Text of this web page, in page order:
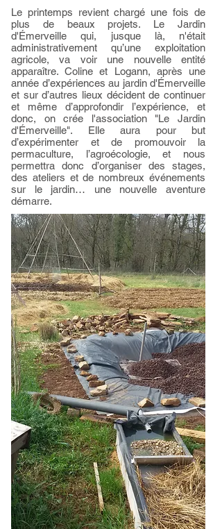
Le printemps revient chargé une fois de
plus de beaux projets. Le Jardin
d'Émerveille qui, jusque là, n'était
administrativement qu’une exploitation
agricole, va voir une nouvelle entité
apparaître. Coline et Logann, après une
année d’expériences au jardin d'Émerveille
et sur d’autres lieux décident de continuer
et même d’approfondir l’expérience, et
donc, on crée l'association "Le Jardin
d'Émerveille". Elle aura pour but
d’expérimenter et de promouvoir la
permaculture, l’agroécologie, et nous
permettra donc d’organiser des stages,
des ateliers et de nombreux événements
sur le jardin… une nouvelle aventure
démarre.